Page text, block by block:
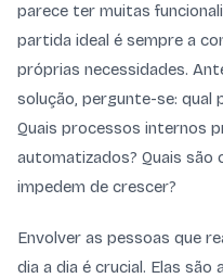
parece ter muitas
partida ideal é sempre a
próprias necessidades.
solução, pergunte-se: qual
Quais processos internos
automatizados? Quais são
impedem de crescer?
Envolver as pessoas que
dia a dia é crucial. Elas são